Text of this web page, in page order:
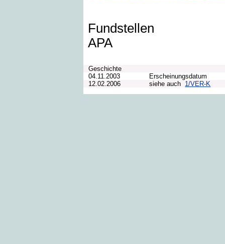
Fundstellen
APA
Geschichte
04.11.2003
Erscheinungsdatum
12.02.2006
siehe auch 1/VER-K